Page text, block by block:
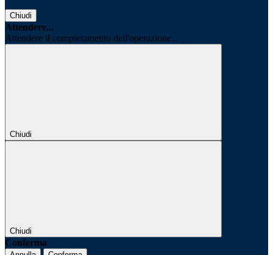
Chiudi
Attendere...
Attendere il completamento dell'operazione...
Chiudi
Chiudi
Conferma